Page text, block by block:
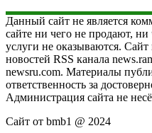
Данный сайт не является
сайте ни чего не продают,
услуги не оказываются. Сайт
новостей RSS канала
newsru.com. Материалы
ответственность за
Администрация сайта не
Сайт от bmb1 @ 2024